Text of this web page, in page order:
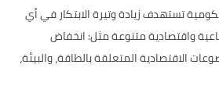
تستهدف زيادة وتيرة الابتكار في أي
واقتصادية متنوعة مثل: انخفاض
الاقتصادية المتعلقة بالطاقة، والبيئة،